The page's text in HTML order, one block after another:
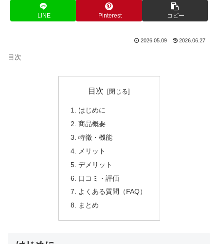
LINE Pinterest コピー
2026.05.09 2026.06.27
目次
目次
はじめに
商品概要
特徴・機能
メリット
デメリット
口コミ・評価
よくある質問（FAQ）
まとめ